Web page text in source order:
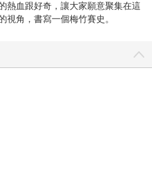
熱血跟好奇，讓大家願意聚集在這
視角，書寫一個梅竹賽史。